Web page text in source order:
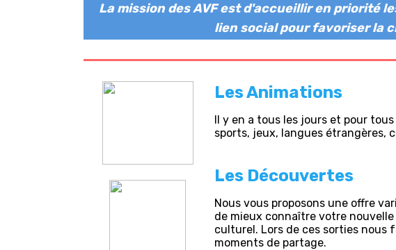
La mission des AVF est d'accueillir en priorité
lien social pour favoriser la
Les Animations
Il y en a tous les jours et pour
sports, jeux, langues étrangères,
Les Découvertes
Nous vous proposons une offre
de mieux connaître votre
culturel. Lors de ces sorties nous
moments de partage.